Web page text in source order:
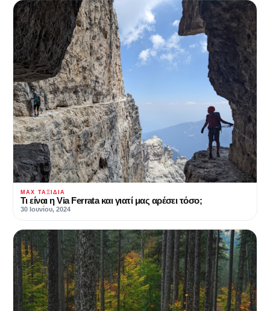
MAX ΤΑΞΊΔΙΑ
Τι είναι η Via Ferrata και γιατί μας αρέσει τόσο;
30 Ιουνίου, 2024